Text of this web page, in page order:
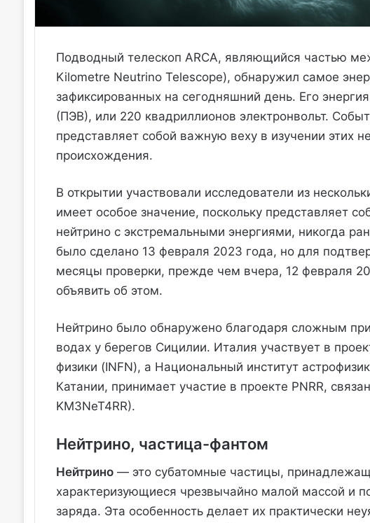
Подводный телескоп ARCA, являющийся частью
Kilometre Neutrino Telescope), обнаружил самое
зафиксированных на сегодняшний день. Его
(ПЭВ), или 220 квадриллионов электронвольт.
представляет собой важную веху в изучении этих
происхождения.
В открытии участвовали исследователи из
имеет особое значение, поскольку представляет
нейтрино с экстремальными энергиями, никогда
было сделано 13 февраля 2023 года, но для
месяцы проверки, прежде чем вчера, 12 февраля
объявить об этом.
Нейтрино было обнаружено благодаря сложным
водах у берегов Сицилии. Италия участвует в
физики (INFN), а Национальный институт
Катании, принимает участие в проекте PNRR,
KM3NeT4RR).
Нейтрино, частица-фантом
Нейтрино— это субатомные частицы,
характеризующиеся чрезвычайно малой массой и
заряда. Эта особенность делает их практически